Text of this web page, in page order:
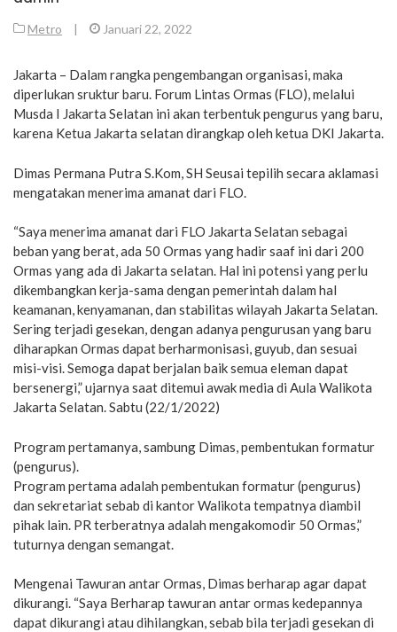
Metro | Januari 22, 2022
Jakarta – Dalam rangka pengembangan organisasi, maka
diperlukan sruktur baru. Forum Lintas Ormas (FLO), melalui
Musda I Jakarta Selatan ini akan terbentuk pengurus yang baru,
karena Ketua Jakarta selatan dirangkap oleh ketua DKI Jakarta.
Dimas Permana Putra S.Kom, SH Seusai tepilih secara aklamasi
mengatakan menerima amanat dari FLO.
“Saya menerima amanat dari FLO Jakarta Selatan sebagai
beban yang berat, ada 50 Ormas yang hadir saaf ini dari 200
Ormas yang ada di Jakarta selatan. Hal ini potensi yang perlu
dikembangkan kerja-sama dengan pemerintah dalam hal
keamanan, kenyamanan, dan stabilitas wilayah Jakarta Selatan.
Sering terjadi gesekan, dengan adanya pengurusan yang baru
diharapkan Ormas dapat berharmonisasi, guyub, dan sesuai
misi-visi. Semoga dapat berjalan baik semua eleman dapat
bersenergi,” ujarnya saat ditemui awak media di Aula Walikota
Jakarta Selatan. Sabtu (22/1/2022)
Program pertamanya, sambung Dimas, pembentukan formatur
(pengurus).
Program pertama adalah pembentukan formatur (pengurus)
dan sekretariat sebab di kantor Walikota tempatnya diambil
pihak lain. PR terberatnya adalah mengakomodir 50 Ormas,”
tuturnya dengan semangat.
Mengenai Tawuran antar Ormas, Dimas berharap agar dapat
dikurangi. “Saya Berharap tawuran antar ormas kedepannya
dapat dikurangi atau dihilangkan, sebab bila terjadi gesekan di